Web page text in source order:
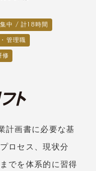
中 / 計18時間
管理職
修
計画書に必要な基
ロセス、現状分
でを体系的に習得